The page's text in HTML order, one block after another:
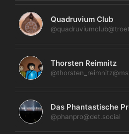
Quadruvium Club
Thorsten Reimnitz
Das Phantastische
@phanpro@det.social